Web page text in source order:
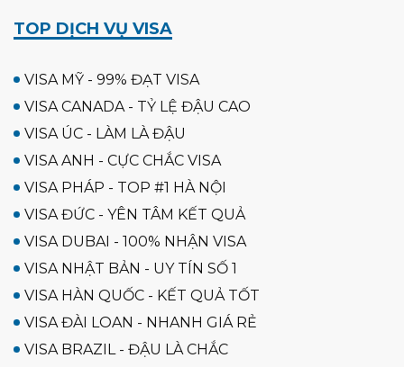
TOP DỊCH VỤ VISA
VISA MỸ - 99% ĐẠT VISA
VISA CANADA - TỶ LỆ ĐẬU CAO
VISA ÚC - LÀM LÀ ĐẬU
VISA ANH - CỰC CHẮC VISA
VISA PHÁP - TOP #1 HÀ NỘI
VISA ĐỨC - YÊN TÂM KẾT QUẢ
VISA DUBAI - 100% NHẬN VISA
VISA NHẬT BẢN - UY TÍN SỐ 1
VISA HÀN QUỐC - KẾT QUẢ TỐT
VISA ĐÀI LOAN - NHANH GIÁ RẺ
VISA BRAZIL - ĐẬU LÀ CHẮC